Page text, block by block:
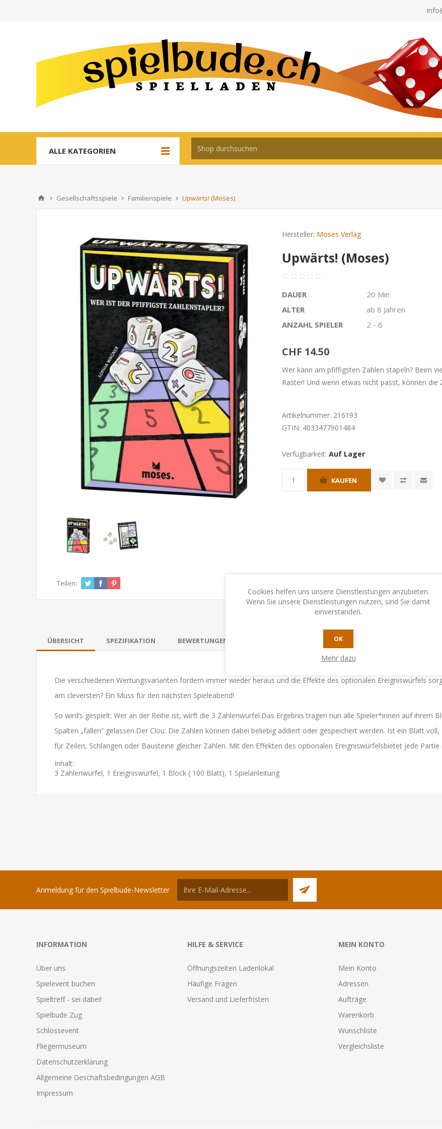
ALLE KATEGORIEN
Gesellschaftsspiele Familienspiele Upwärts! (Moses)
Hersteller: Moses Verlag
Upwärts! (Moses)
DAUER
20 Min
ALTER
ab 8 Jahren
ANZAHL SPIELER
2 - 6
CHF 14.50
Wer kann am pfiffigsten Zahlen stapeln? Beim
Raster! Und wenn etwas nicht passt, können
Artikelnummer: 216193
GTIN: 4033477901484
Verfügbarkeit: Auf Lager
KAUFEN
Teilen:
ÜBERSICHT SPEZIFIKATION BEWERTUNGEN
Die verschiedenen Wertungsvarianten fordern immer wieder heraus und die Effekte des optionalen Ereigniswürfels
am cleversten? Ein Muss für den nächsten Spieleabend!
So wird’s gespielt: Wer an der Reihe ist, wirft die 3 Zahlenwürfel.Das Ergebnis tragen nun alle Spieler*innen auf ihrem
Spalten „fallen“ gelassen.Der Clou: Die Zahlen können dabei beliebig addiert oder gespeichert werden. Ist ein Blatt
für Zeilen, Schlangen oder Bausteine gleicher Zahlen. Mit den Effekten des optionalen Ereigniswürfelsbietet jede Partie
Inhalt:
3 Zahlenwürfel, 1 Ereigniswürfel, 1 Block ( 100 Blatt), 1 Spielanleitung
Anmeldung für den Spielbude-Newsletter
INFORMATION
Über uns
Spielevent buchen
Spieltreff - sei dabei!
Spielbude Zug
Schlossevent
Fliegermuseum
Datenschutzerklärung
Allgemeine Geschäftsbedingungen AGB
Impressum
HILFE & SERVICE
Öffnungszeiten Ladenlokal
Häufige Fragen
Versand und Lieferfristen
MEIN KONTO
Mein Konto
Adressen
Aufträge
Warenkorb
Wunschliste
Vergleichsliste
Cookies helfen uns unsere Dienstleistungen anzubieten.
Wenn Sie unsere Dienstleistungen nutzen, sind Sie damit
einverstanden.
OK
Mehr dazu